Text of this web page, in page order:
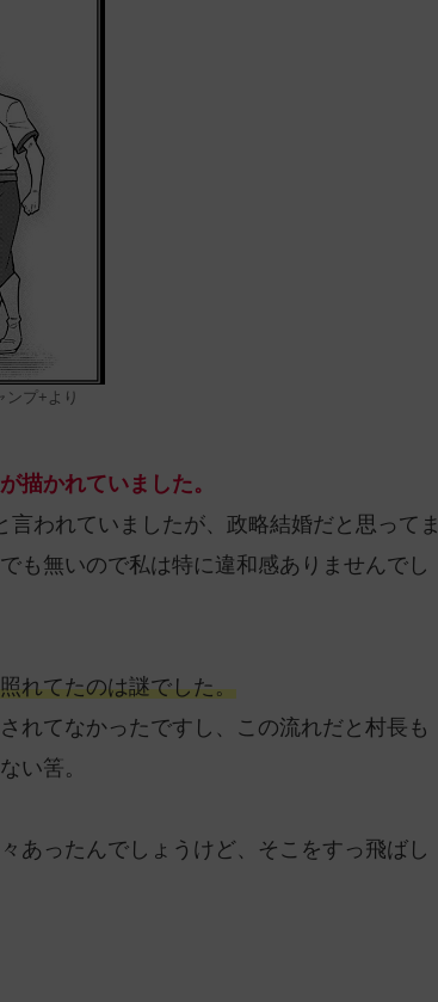
ンプ+より
描かれていました。
われていましたが、政略結婚だと思ってま
も無いので私は特に違和感ありませんでし
れてたのは謎でした。
れてなかったですし、この流れだと村長も
い筈。
あったんでしょうけど、そこをすっ飛ばし